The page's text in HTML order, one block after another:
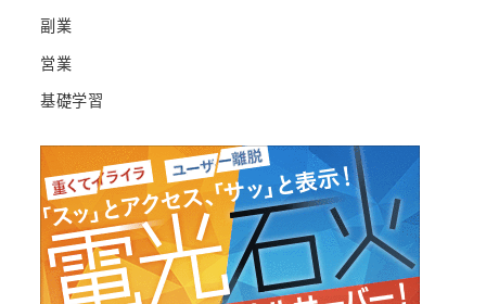
副業
営業
基礎学習